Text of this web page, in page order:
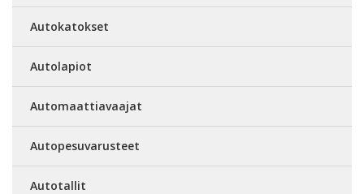
Autokatokset
Autolapiot
Automaattiavaajat
Autopesuvarusteet
Autotallit